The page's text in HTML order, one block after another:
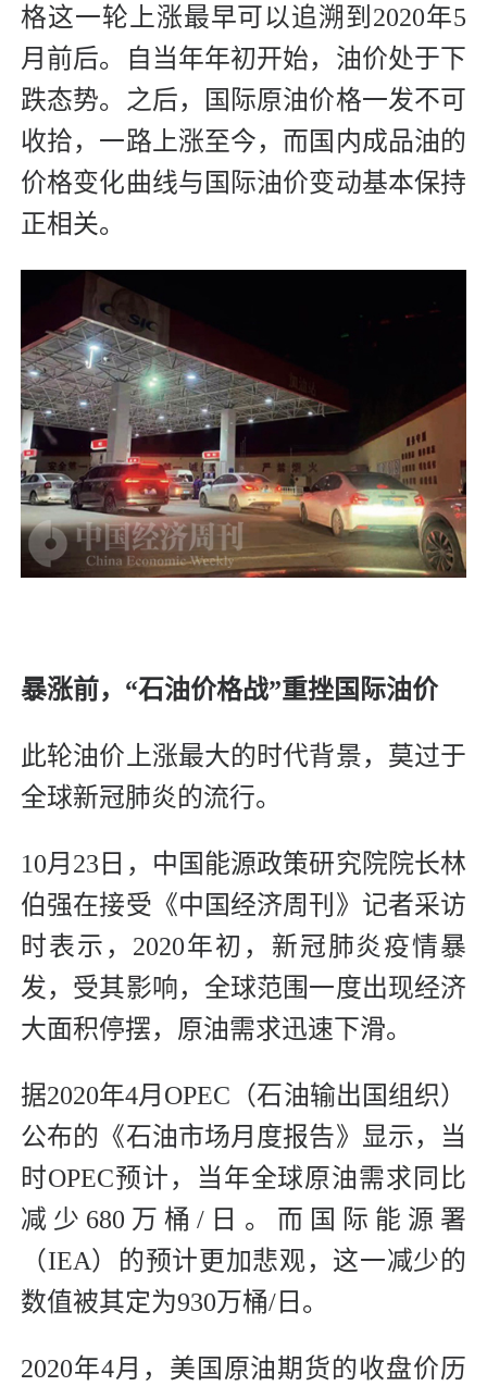
格这一轮上涨最早可以追溯到2020年5
月前后。自当年年初开始，油价处于下
跌态势。之后，国际原油价格一发不可
收拾，一路上涨至今，而国内成品油的
价格变化曲线与国际油价变动基本保持
正相关。
暴涨前，“石油价格战”重挫国际油价
此轮油价上涨最大的时代背景，莫过于
全球新冠肺炎的流行。
10月23日，中国能源政策研究院院长林
伯强在接受《中国经济周刊》记者采访
时表示，2020年初，新冠肺炎疫情暴
发，受其影响，全球范围一度出现经济
大面积停摆，原油需求迅速下滑。
据2020年4月OPEC（石油输出国组织）
公布的《石油市场月度报告》显示，当
时OPEC预计，当年全球原油需求同比
减少680万桶/日。而国际能源署
（IEA）的预计更加悲观，这一减少的
数值被其定为930万桶/日。
2020年4月，美国原油期货的收盘价历